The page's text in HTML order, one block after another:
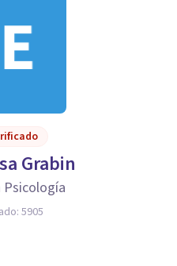
Grabin
Psicología
5905